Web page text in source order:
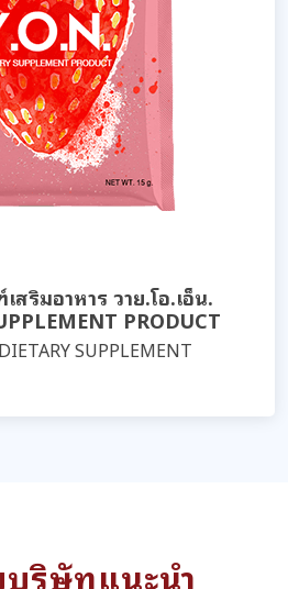
ริมอาหาร วาย.โอ.เอ็น.
PRODUCT
SUPPLEMENT
ริษัทแนะนำ